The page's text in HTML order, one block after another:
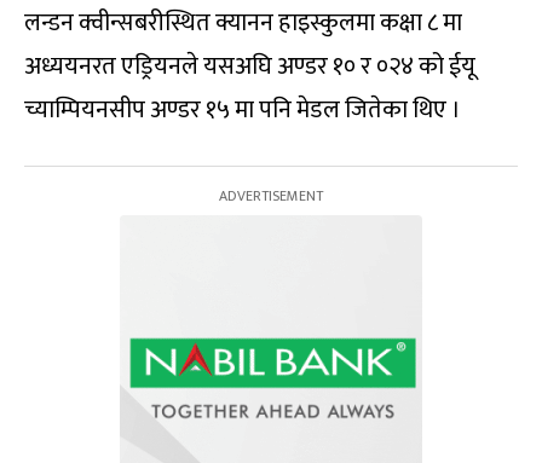
लन्डन क्वीन्सबरीस्थित क्यानन हाइस्कुलमा कक्षा ८ मा
अध्ययनरत एड्रियनले यसअघि अण्डर १० र ०२४ को ईयू
च्याम्पियनसीप अण्डर १५ मा पनि मेडल जितेका थिए ।